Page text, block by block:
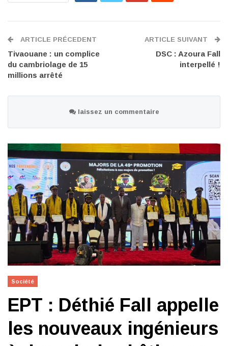
ARTICLE PRÉCEDENT
Tivaouane : un complice
du cambriolage de 15
millions arrêté
ARTICLE SUIVANT
DSC : Azoura Fall
interpellé !
laissez un commentaire
Société
EPT : Déthié Fall appelle
les nouveaux ingénieurs